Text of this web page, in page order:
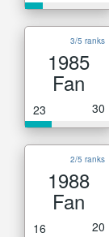
3/5 ranks
1985
Fan
23 30
2/5 ranks
1988
Fan
16 20